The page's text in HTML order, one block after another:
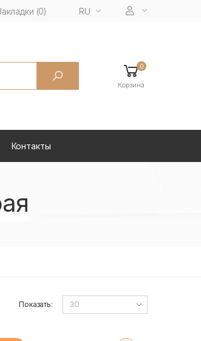
(0) RU
0
Корзина
Контакты
Показать: